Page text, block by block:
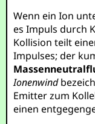
Wenn ein Ion
es Impuls durch
Kollision teilt
Impulses; der
Ionenwind
Emitter zum
einen